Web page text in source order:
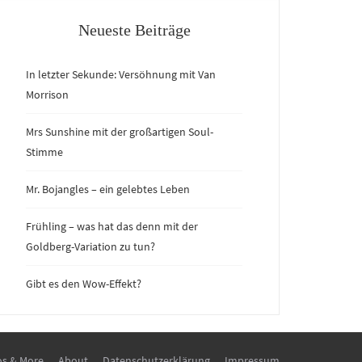
Neueste Beiträge
In letzter Sekunde: Versöhnung mit Van
Morrison
Mrs Sunshine mit der großartigen Soul-
Stimme
Mr. Bojangles – ein gelebtes Leben
Frühling – was hat das denn mit der
Goldberg-Variation zu tun?
Gibt es den Wow-Effekt?